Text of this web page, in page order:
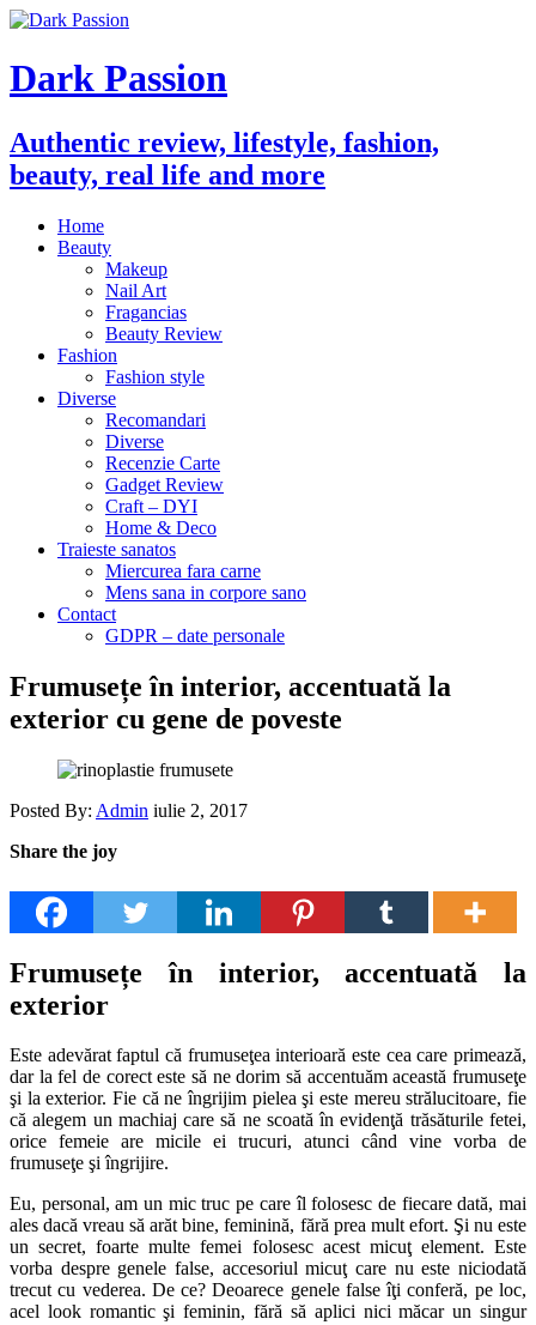
Dark Passion
Authentic review, lifestyle, fashion,
beauty, real life and more
Home
Beauty
Makeup
Nail Art
Fragancias
Beauty Review
Fashion
Fashion style
Diverse
Recomandari
Diverse
Recenzie Carte
Gadget Review
Craft – DYI
Home & Deco
Traieste sanatos
Miercurea fara carne
Mens sana in corpore sano
Contact
GDPR – date personale
Frumusețe în interior, accentuată la
exterior cu gene de poveste
Posted By: Admin iulie 2, 2017
Share the joy
Frumusețe în interior, accentuată la
exterior
Este adevărat faptul că frumuseţea interioară este cea care primează,
dar la fel de corect este să ne dorim să accentuăm această frumuseţe
şi la exterior. Fie că ne îngrijim pielea şi este mereu strălucitoare, fie
că alegem un machiaj care să ne scoată în evidenţă trăsăturile fetei,
orice femeie are micile ei trucuri, atunci când vine vorba de
frumuseţe şi îngrijire.
Eu, personal, am un mic truc pe care îl folosesc de fiecare dată, mai
ales dacă vreau să arăt bine, feminină, fără prea mult efort. Şi nu este
un secret, foarte multe femei folosesc acest micuţ element. Este
vorba despre genele false, accesoriul micuţ care nu este niciodată
trecut cu vederea. De ce? Deoarece genele false îţi conferă, pe loc,
acel look romantic şi feminin, fără să aplici nici măcar un singur